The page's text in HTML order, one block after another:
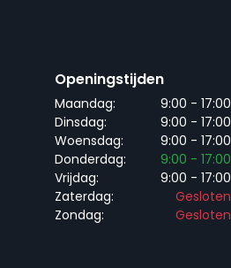
Openingstijden
Maandag:
9:00 - 17:00
Dinsdag:
9:00 - 17:00
Woensdag:
9:00 - 17:00
Donderdag:
9:00 - 17:00
Vrijdag:
9:00 - 17:00
Zaterdag:
Gesloten
Zondag:
Gesloten